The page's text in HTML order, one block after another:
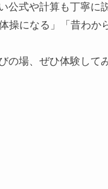
公式や計算も丁寧に
操になる」「昔わ
場、ぜひ体験して